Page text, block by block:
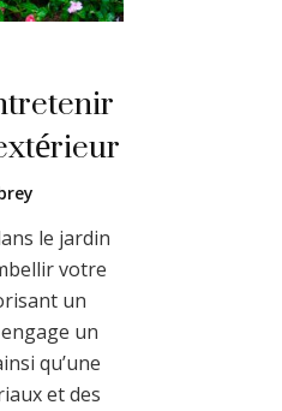
le jardin
votre
un
un
qu’une
et des